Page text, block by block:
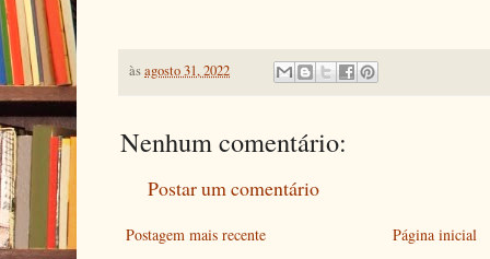
àsagosto 31, 2022
Nenhum comentário:
Postar um comentário
Postagem mais recente Página inicial